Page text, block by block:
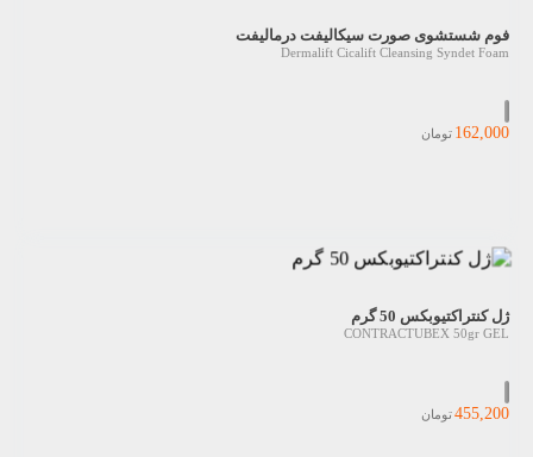
فوم شستشوی صورت سیکالیفت درمالیفت
Dermalift Cicalift Cleansing Syndet Foam
162,000 تومان
ژل کنتراکتیوبکس 50 گرم
CONTRACTUBEX 50gr GEL
455,200تومان